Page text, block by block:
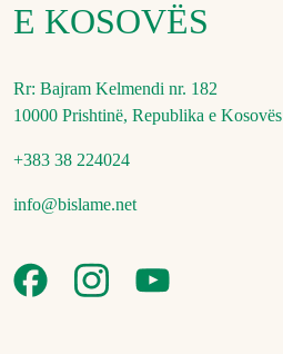
E KOSOVËS
Rr: Bajram Kelmendi nr. 182
10000 Prishtinë, Republika e Kosovës
+383 38 224024
info@bislame.net